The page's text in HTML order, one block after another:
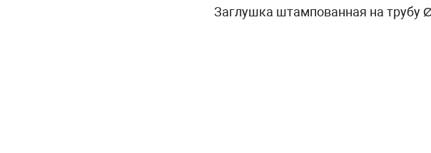
Заглушка штампованная на трубу